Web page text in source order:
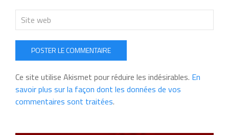
POSTER LE COMMENTAIRE
Ce site utilise Akismet pour réduire les indésirables. En
savoir plus sur la façon dont les données de vos
commentaires sont traitées.